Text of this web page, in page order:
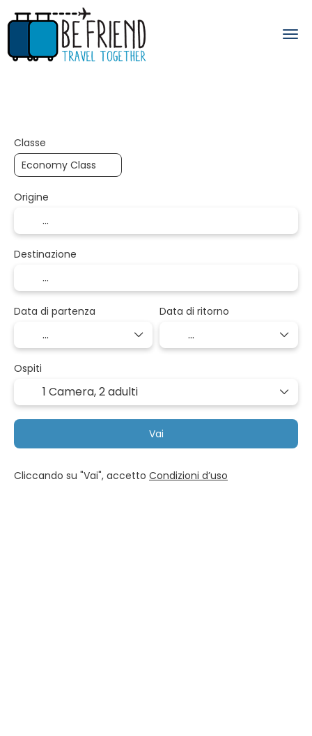
Classe
Origine
Destinazione
Data di partenza Data di ritorno
Ospiti
1 Camera,2 adulti
Vai
Cliccando su "Vai", accetto Condizioni d’uso